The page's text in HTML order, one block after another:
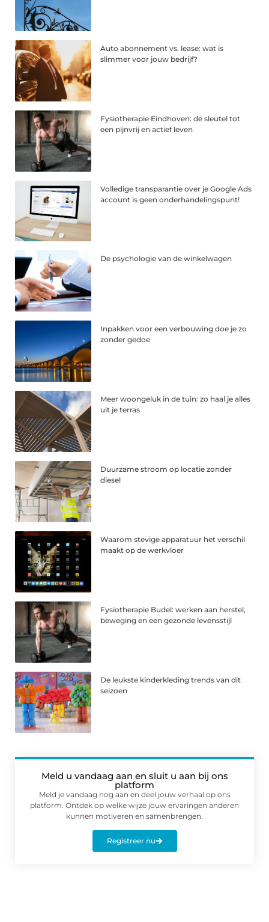
Auto abonnement vs. lease: wat is
slimmer voor jouw bedrijf?
Fysiotherapie Eindhoven: de sleutel tot
een pijnvrij en actief leven
Volledige transparantie over je Google Ads
account is geen onderhandelingspunt!
De psychologie van de winkelwagen
Inpakken voor een verbouwing doe je zo
zonder gedoe
Meer woongeluk in de tuin: zo haal je alles
uit je terras
Duurzame stroom op locatie zonder
diesel
Waarom stevige apparatuur het verschil
maakt op de werkvloer
Fysiotherapie Budel: werken aan herstel,
beweging en een gezonde levensstijl
De leukste kinderkleding trends van dit
seizoen
Meld u vandaag aan en sluit u aan bij ons
platform
Meld je vandaag nog aan en deel jouw verhaal op ons
platform. Ontdek op welke wijze jouw ervaringen anderen
kunnen motiveren en samenbrengen.
Registreer nu